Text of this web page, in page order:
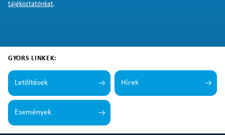
tájékoztatónkat.
GYORS LINKEK:
Letöltések Hírek
Események